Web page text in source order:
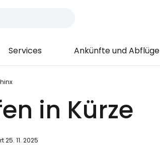
Services Ankünfte und Abflüge
in Kürze
25. 11. 2025